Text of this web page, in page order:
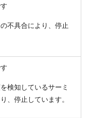
不具合により、停止
検知しているサーミ
、停止しています。